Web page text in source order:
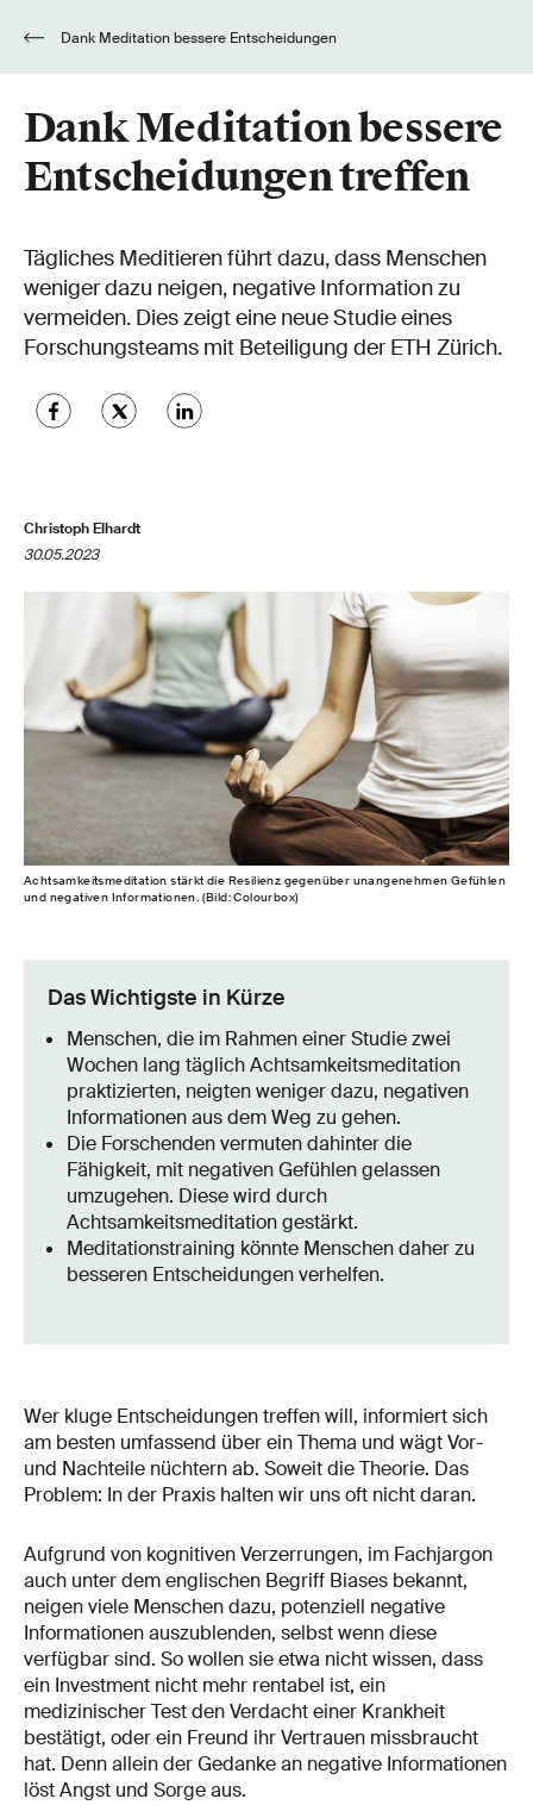
Dank Meditation bessere
Entscheidungen treffen
Tägliches Meditieren führt dazu, dass Menschen
weniger dazu neigen, negative Information zu
vermeiden. Dies zeigt eine neue Studie eines
Forschungsteams mit Beteiligung der ETH Zürich.
Christoph Elhardt
30.05.2023
Achtsamkeitsmeditation stärkt die Resilienz gegenüber unangenehmen Gefühlen
und negativen Informationen. (Bild: Colourbox)
Das Wichtigste in Kürze
Menschen, die im Rahmen einer Studie zwei
Wochen lang täglich Achtsamkeitsmeditation
praktizierten, neigten weniger dazu, negativen
Informationen aus dem Weg zu gehen.
Die Forschenden vermuten dahinter die
Fähigkeit, mit negativen Gefühlen gelassen
umzugehen. Diese wird durch
Achtsamkeitsmeditation gestärkt.
Meditationstraining könnte Menschen daher zu
besseren Entscheidungen verhelfen.
Wer kluge Entscheidungen treffen will, informiert sich
am besten umfassend über ein Thema und wägt Vor-
und Nachteile nüchtern ab. Soweit die Theorie. Das
Problem: In der Praxis halten wir uns oft nicht daran.
Aufgrund von kognitiven Verzerrungen, im Fachjargon
auch unter dem englischen Begriff Biases bekannt,
neigen viele Menschen dazu, potenziell negative
Informationen auszublenden, selbst wenn diese
verfügbar sind. So wollen sie etwa nicht wissen, dass
ein Investment nicht mehr rentabel ist, ein
medizinischer Test den Verdacht einer Krankheit
bestätigt, oder ein Freund ihr Vertrauen missbraucht
hat. Denn allein der Gedanke an negative Informationen
löst Angst und Sorge aus.